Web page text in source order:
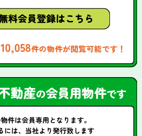
10,058件の物件が閲覧可能です！